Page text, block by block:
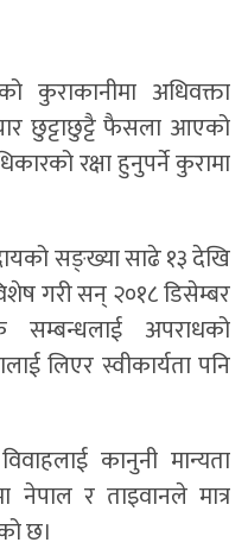
कुराकानीमा अधिवक्ता
छुट्टाछुट्टै फैसला आएको
रक्षा हुनुपर्ने कुरामा
सङ्ख्या साढे १३ देखि
गरी सन् २०१८ डिसेम्बर
अपराधको
लिएर स्वीकार्यता पनि
कानुनी मान्यता
र ताइवानले मात्र
छ।